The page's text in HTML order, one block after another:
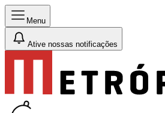
Menu
Ative nossas notificações